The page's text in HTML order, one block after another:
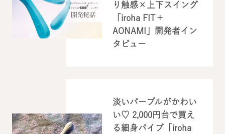
り触感×上下スイング
「iroha FIT＋
AONAMI」開発者イン
タビュー
淡いパープルがかわい
い♡ 2,000円台で買え
る細身バイブ「iroha